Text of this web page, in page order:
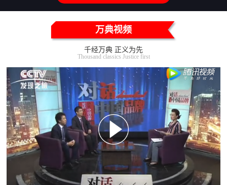
万典视频
千经万典 正义为先
Thousand classics Justice first